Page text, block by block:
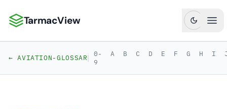
TarmacView: Präzisionsluftfahrtanalytik
TarmacView
← AVIATION-GLOSSAR| 0-
9
A B C D E F G H I